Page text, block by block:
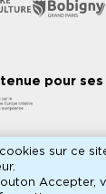
pour
sur ce
Accepter,